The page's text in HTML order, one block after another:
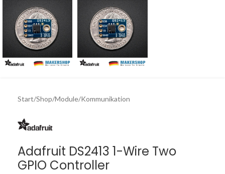
Start/Shop/Module/Kommunikation
Adafruit DS2413 1-Wire Two
GPIO Controller